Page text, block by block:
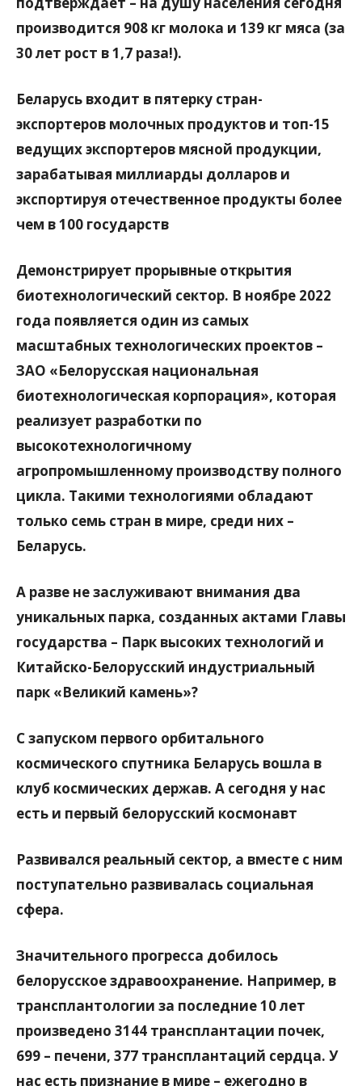
производится 908 кг молока и 139 кг мяса (за
30 лет рост в 1,7 раза!).
Беларусь входит в пятерку стран-
экспортеров молочных продуктов и топ-15
ведущих экспортеров мясной продукции,
зарабатывая миллиарды долларов и
экспортируя отечественное продукты более
чем в 100 государств
Демонстрирует прорывные открытия
биотехнологический сектор. В ноябре 2022
года появляется один из самых
масштабных технологических проектов –
ЗАО «Белорусская национальная
биотехнологическая корпорация», которая
реализует разработки по
высокотехнологичному
агропромышленному производству полного
цикла. Такими технологиями обладают
только семь стран в мире, среди них –
Беларусь.
А разве не заслуживают внимания два
уникальных парка, созданных актами Главы
государства – Парк высоких технологий и
Китайско-Белорусский индустриальный
парк «Великий камень»?
С запуском первого орбитального
космического спутника Беларусь вошла в
клуб космических держав. А сегодня у нас
есть и первый белорусский космонавт
Развивался реальный сектор, а вместе с ним
поступательно развивалась социальная
сфера.
Значительного прогресса добилось
белорусское здравоохранение. Например, в
трансплантологии за последние 10 лет
произведено 3144 трансплантации почек,
699 – печени, 377 трансплантаций сердца. У
нас есть признание в мире – ежегодно в